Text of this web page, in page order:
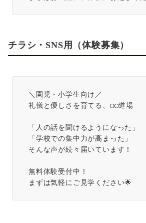
チラシ・SNS用（体験募集）
＼園児・小学生向け／
礼儀と優しさを育てる、◯◯道場
「人の話を聞けるようになった」
「学校での集中力が高まった」
そんな声が続々届いています！
無料体験受付中！
まずは気軽にご見学ください🌟